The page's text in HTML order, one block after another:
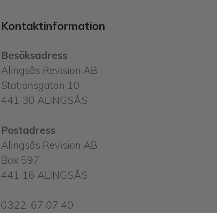
Kontaktinformation
Besöksadress
Alingsås Revision AB
Stationsgatan 10
441 30 ALINGSÅS
Postadress
Alingsås Revision AB
Box 597
441 16 ALINGSÅS
0322-67 07 40